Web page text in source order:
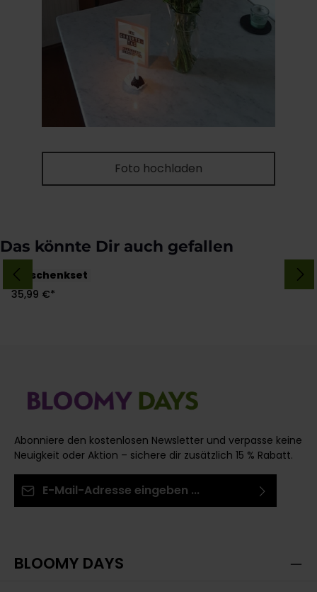
Foto hochladen
Produktgalerie überspringen
Das könnte Dir auch gefallen
Geschenkset
Blütenkraft
35,99 €*
Abonniere den kostenlosen Newsletter und verpasse keine
Neuigkeit oder Aktion – sichere dir zusätzlich 15 % Rabatt.
BLOOMY DAYS